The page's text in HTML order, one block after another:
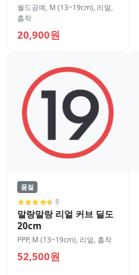
월드공예, M (13~19cm), 리얼,
흡착
20,900원
품절
8
말랑말랑 리얼 커브 딜도
20cm
PPP, M (13~19cm), 리얼, 흡착
52,500원